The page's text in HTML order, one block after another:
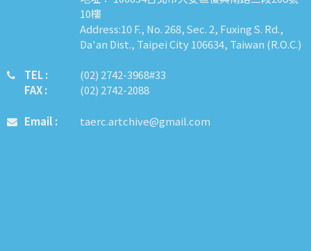
10樓
Address:10 F., No. 268, Sec. 2, Fuxing S. Rd.,
Da'an Dist., Taipei City 106634, Taiwan (R.O.C.)
TEL :
FAX :
​​​​(02) 2742-3968#33
(02) 2742-2088
Email : taerc.artchive@gmail.com